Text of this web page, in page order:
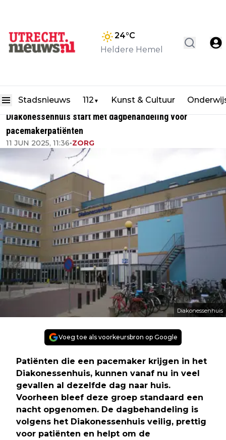
24°C
Heldere Hemel
Stadsnieuws 112 ▼ Kunst & Cultuur
Diakonessenhuis start met dagbehandeling voor
pacemakerpatiënten
11 JUN 2025, 11:36•ZORG
Diakonessenhuis
Voeg toe als voorkeursbron op Google
Patiënten die een pacemaker krijgen in het
Diakonessenhuis, kunnen vanaf nu in veel
gevallen al dezelfde dag naar huis.
Voorheen bleef deze groep standaard een
nacht opgenomen. De dagbehandeling is
volgens het Diakonessenhuis veilig, prettig
voor patiënten en helpt om de